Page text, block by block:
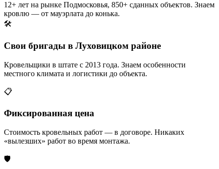
12+ лет на рынке Подмосковья, 850+ сданных объектов. Знаем
кровлю — от мауэрлата до конька.
🛠️
Свои бригады в Луховицком районе
Кровельщики в штате с 2013 года. Знаем особенности
местного климата и логистики до объекта.
📋
Фиксированная цена
Стоимость кровельных работ — в договоре. Никаких
«вылезших» работ во время монтажа.
🛡️